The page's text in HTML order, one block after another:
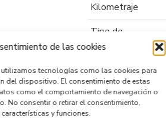
de las cookies
utilizamos tecnologías como las cookies para
del dispositivo. El consentimiento de estas
como el comportamiento de navegación o
No consentir o retirar el consentimiento,
y funciones.
Kilometraje
Tipo de
combustible
Código motor
Código cambio